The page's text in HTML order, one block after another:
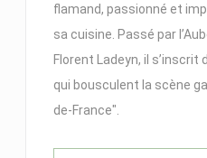
flamand, passionné et
sa cuisine. Passé par
Florent Ladeyn, il
qui bousculent la scène
de-France".